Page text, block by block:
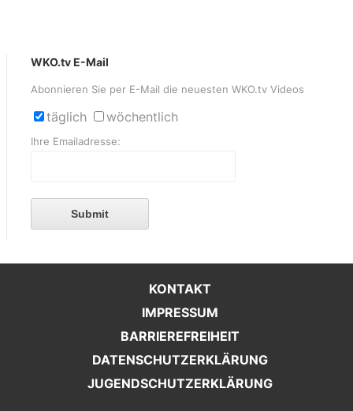
WKO.tv E-Mail
Abonnieren Sie per E-Mail die neuesten WKO.tv Videos
täglich wöchentlich
Ihre Emailadresse:
Submit
KONTAKT
IMPRESSUM
BARRIEREFREIHEIT
DATENSCHUTZERKLÄRUNG
JUGENDSCHUTZERKLÄRUNG